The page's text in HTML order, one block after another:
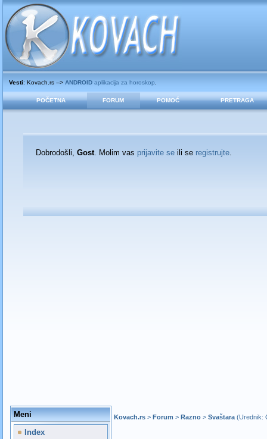
Vesti: Kovach.rs --> ANDROIDaplikacija za horoskop
POČETNA FORUM POMOĆ PRETRAGA
Dobrodošli, Gost. Molim vas prijavite seili se registrujte.
Meni
Index
Kovach.rs> Forum > Razno> Svaštara(Urednik: